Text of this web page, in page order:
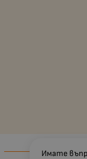
Имате